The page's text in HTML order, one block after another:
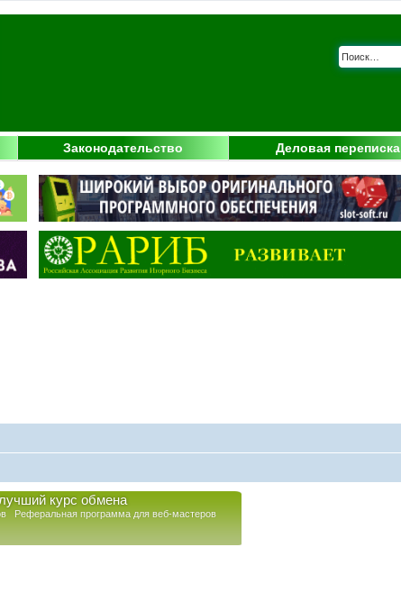
Законодательство Деловая переписка
курс обмена
Реферальная программа для веб-мастеров